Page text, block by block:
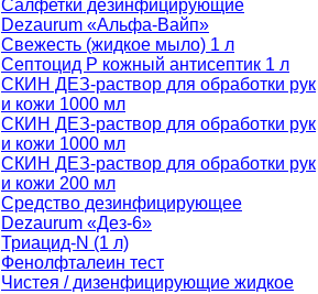
Салфетки дезинфицирующие
Dezaurum «Альфа-Вайп»
Свежесть (жидкое мыло) 1 л
Септоцид Р кожный антисептик 1 л
СКИН ДЕЗ-раствор для обработки рук
и кожи 1000 мл
СКИН ДЕЗ-раствор для обработки рук
и кожи 1000 мл
СКИН ДЕЗ-раствор для обработки рук
и кожи 200 мл
Средство дезинфицирующее
Dezaurum «Дез-6»
Триацид-N (1 л)
Фенолфталеин тест
Чистея / дизенфицирующие жидкое